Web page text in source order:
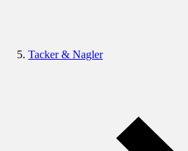
Tacker & Nagler